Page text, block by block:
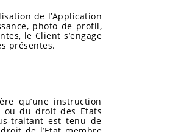
de l’Application
photo de profil,
le Client s’engage
présentes.
qu’une instruction
ou du droit des Etats
traitant est tenu de